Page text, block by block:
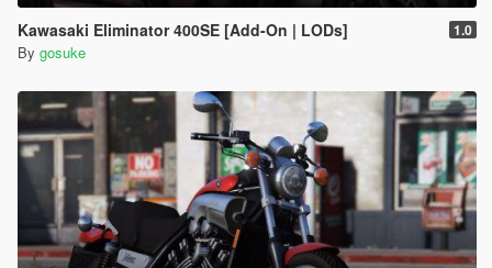
Kawasaki Eliminator 400SE [Add-On | LODs] 1.0
By gosuke